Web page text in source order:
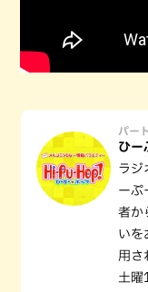
パー
ひー
ラジ
ーぷ
者か
いを
用さ
土曜